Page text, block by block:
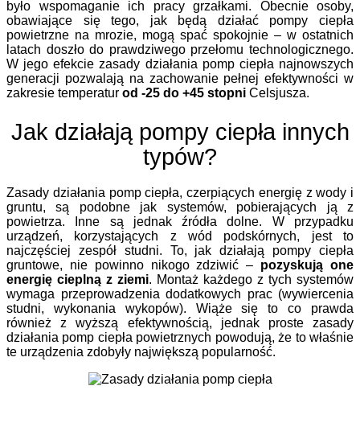
było wspomaganie ich pracy grzałkami. Obecnie osoby,
obawiające się tego, jak będą działać pompy ciepła
powietrzne na mrozie, mogą spać spokojnie – w ostatnich
latach doszło do prawdziwego przełomu technologicznego.
W jego efekcie zasady działania pomp ciepła najnowszych
generacji pozwalają na zachowanie pełnej efektywności w
zakresie temperatur od -25 do +45 stopni Celsjusza.
Jak działają pompy ciepła innych
typów?
Zasady działania pomp ciepła, czerpiących energię z wody i
gruntu, są podobne jak systemów, pobierających ją z
powietrza. Inne są jednak źródła dolne. W przypadku
urządzeń, korzystających z wód podskórnych, jest to
najczęściej zespół studni. To, jak działają pompy ciepła
gruntowe, nie powinno nikogo zdziwić – pozyskują one
energię cieplną z ziemi. Montaż każdego z tych systemów
wymaga przeprowadzenia dodatkowych prac (wywiercenia
studni, wykonania wykopów). Wiąże się to co prawda
również z wyższą efektywnością, jednak proste zasady
działania pomp ciepła powietrznych powodują, że to właśnie
te urządzenia zdobyły największą popularność.